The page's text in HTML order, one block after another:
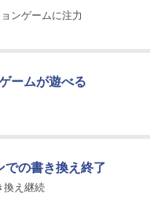
ンゲームに注力
ームが遊べる
での書き換え終了
換え継続